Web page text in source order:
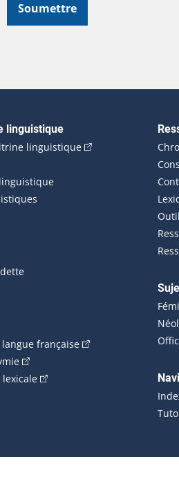
Soumettre
linguistique
linguistique(Cet hyperlien
française(Cet hyperlien
(Cet hyperlien externe s'ouvrira
lexicale(Cet hyperlien externe
hyperlien externe s'ouvrira dans